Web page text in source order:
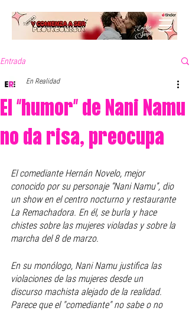
Entrada
El “humor” de Nani Namu
no da risa, preocupa
En Realidad
El comediante Hernán Novelo, mejor
conocido por su personaje “Nani Namu”, dio
un show en el centro nocturno y restaurante
La Remachadora. En él, se burla y hace
chistes sobre las mujeres violadas y sobre la
marcha del 8 de marzo.
En su monólogo, Nani Namu justifica las
violaciones de las mujeres desde un
discurso machista alejado de la realidad.
Parece que el "comediante" no sabe o no